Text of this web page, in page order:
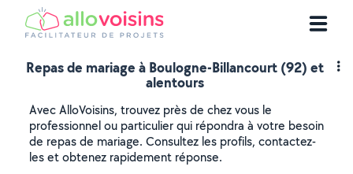
Repas de mariage à Boulogne-Billancourt (92) et
alentours
Avec AlloVoisins, trouvez près de chez vous le
professionnel ou particulier qui répondra à votre besoin
de repas de mariage. Consultez les profils, contactez-
les et obtenez rapidement réponse.